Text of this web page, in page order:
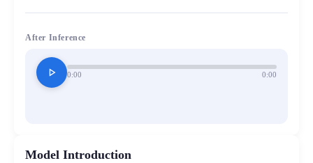
After Inference
play_arrow 0:00 0:00
Model Introduction